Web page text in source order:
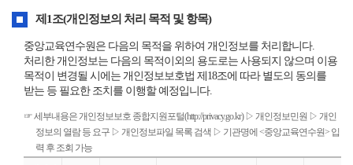
제1조(개인정보의 처리 목적 및 항목)
중앙교육연수원은 다음의 목적을 위하여 개인정보를 처리합니다.
처리한 개인정보는 다음의 목적이외의 용도로는 사용되지 않으며 이용
목적이 변경될 시에는 개인정보보호법 제18조에 따라 별도의 동의를
받는 등 필요한 조치를 이행할 예정입니다.
☞ 세부내용은 개인정보보호 종합지원포털(http://privacy.go.kr) ▷ 개인정보민원 ▷ 개인
정보의 열람 등 요구 ▷ 개인정보파일 목록 검색 ▷ 기관명에 <중앙교육연수원> 입
력 후 조회 가능